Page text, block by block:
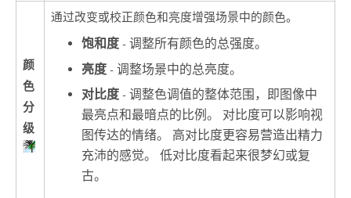
颜
色
分
级
通过改变或校正颜色和亮度增强场景中的颜色。
饱和度 - 调整所有颜色的总强度。
亮度 - 调整场景中的总亮度。
对比度 - 调整色调值的整体范围，即图像中
最亮点和最暗点的比例。 对比度可以影响视
图传达的情绪。 高对比度更容易营造出精力
充沛的感觉。 低对比度看起来很梦幻或复
古。